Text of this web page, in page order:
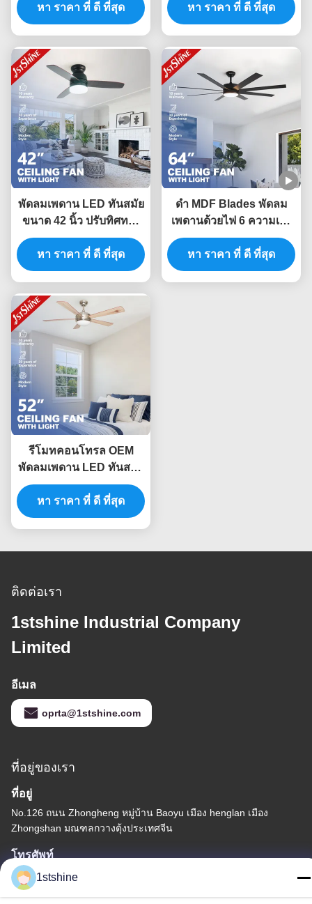
MDF 4 ใบ
หา ราคา ที่ ดี ที่สุด
ไกล 3 สปีด
หา ราคา ที่ ดี ที่สุด
พัดลมเพดาน LED ทันสมัย
ขนาด 42 นิ้ว ปรับทิศทาง
ได้ 6 ระดับ พร้อมใบพัด
MDF
หา ราคา ที่ ดี ที่สุด
ดํา MDF Blades พัดลม
เพดานด้วยไฟ 6 ความเร็ว
Remote Control การควบ
คุมแอพ
หา ราคา ที่ ดี ที่สุด
รีโมทคอนโทรล OEM
พัดลมเพดาน LED ทันสมัย
พร้อมใบมีด MDF 5 ใบ
หา ราคา ที่ ดี ที่สุด
ติดต่อเรา
1stshine Industrial Company
Limited
อีเมล
oprta@1stshine.com
ที่อยู่ของเรา
ที่อยู่
No.126 ถนน Zhongheng หมู่บ้าน Baoyu เมือง henglan เมือง
Zhongshan มณฑลกวางตุ้งประเทศจีน
โทรศัพท์
86--18126432925
1stshine